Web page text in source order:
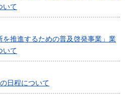
いて
を推進するための普及啓発事業」業
いて
日程について